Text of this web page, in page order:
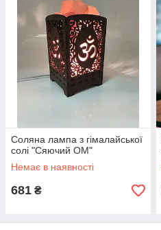
Соляна лампа з гімалайської
солі "Сяючий ОМ"
Немає в наявності
681 ₴